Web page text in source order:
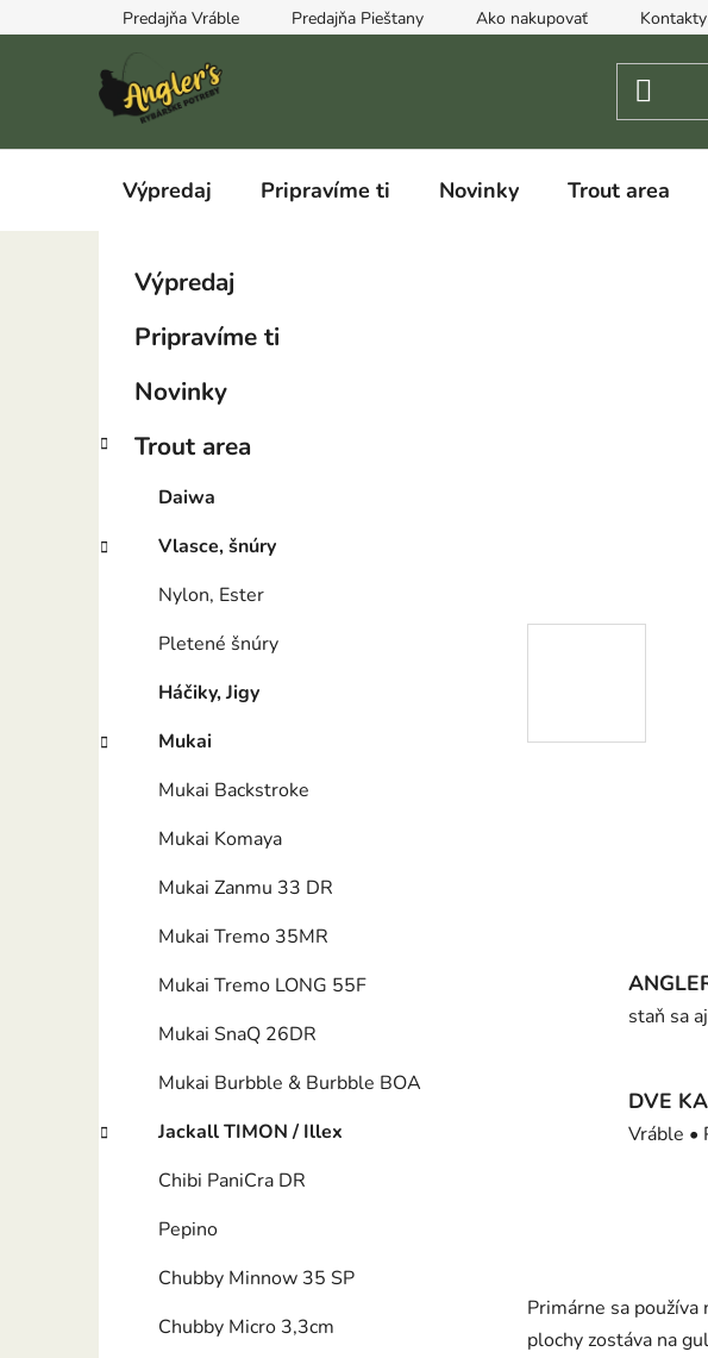
na
Predajňa Vráble Predajňa Pieštany Ako nakupovať Kontakty
Výpredaj Pripravíme ti Novinky Trout area
a
l
Preskočiť
kategórie
i
Výpredaj
Pripravíme ti
Novinky
Trout area
Daiwa
Vlasce, šnúry
Nylon, Ester
Pletené šnúry
Háčiky, Jigy
Mukai
Mukai Backstroke
Mukai Komaya
Mukai Zanmu 33 DR
Mukai Tremo 35MR
Mukai Tremo LONG 55F
Mukai SnaQ 26DR
Mukai Burbble & Burbble BOA
Jackall TIMON / Illex
Chibi PaniCra DR
Pepino
Chubby Minnow 35 SP
Chubby Micro 3,3cm
staň sa
DVE
Vráble •
Primárne sa
plochy zostáva na